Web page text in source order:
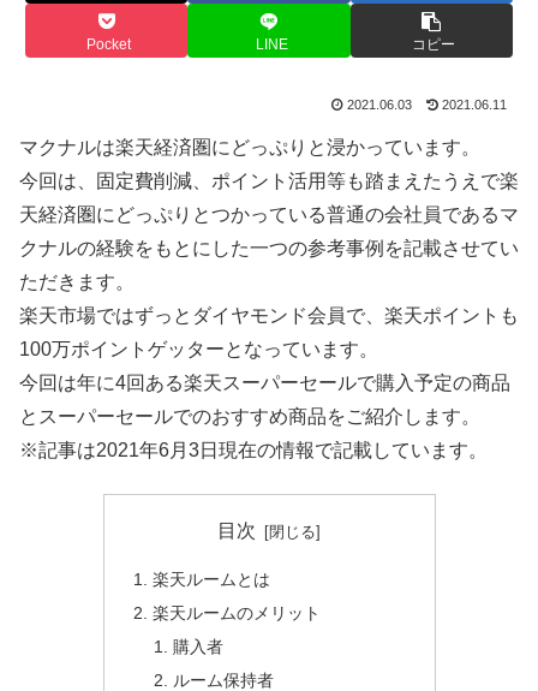
Pocket LINE コピー
2021.06.03 2021.06.11
マクナルは楽天経済圏にどっぷりと浸かっています。
今回は、固定費削減、ポイント活用等も踏まえたうえで楽
天経済圏にどっぷりとつかっている普通の会社員であるマ
クナルの経験をもとにした一つの参考事例を記載させてい
ただきます。
楽天市場ではずっとダイヤモンド会員で、楽天ポイントも
100万ポイントゲッターとなっています。
今回は年に4回ある楽天スーパーセールで購入予定の商品
とスーパーセールでのおすすめ商品をご紹介します。
※記事は2021年6月3日現在の情報で記載しています。
目次
楽天ルームとは
楽天ルームのメリット
購入者
ルーム保持者